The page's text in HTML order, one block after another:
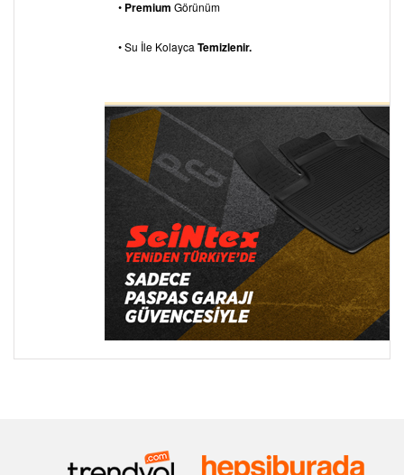
• Premium Görünüm
• Su İle KolaycaTemizlenir.